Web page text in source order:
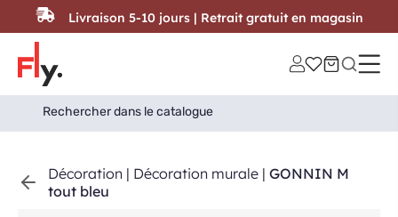
Passer au contenu
Search
for:
Search Button
Décoration | Décoration murale | GONNIN M
tout bleu
Livraison 5-10 jours | Retrait gratuit en magasin